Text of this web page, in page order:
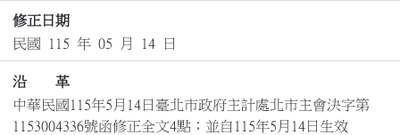
修正日期
民國 115 年 05 月 14 日
沿 革
中華民國115年5月14日臺北市政府主計處北市主會決字第
1153004336號函修正全文4點；並自115年5月14日生效